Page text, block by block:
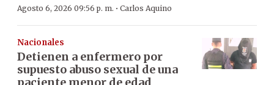
Agosto 6, 2026 09:56 p. m. · Carlos Aquino
Nacionales
Detienen a enfermero por
supuesto abuso sexual de una